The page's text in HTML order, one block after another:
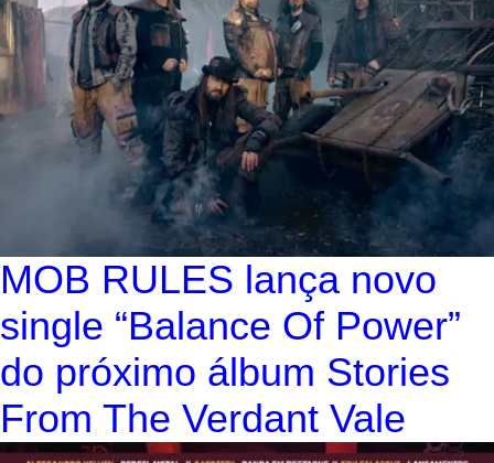
MOB RULES lança novo
single “Balance Of Power”
do próximo álbum Stories
From The Verdant Vale